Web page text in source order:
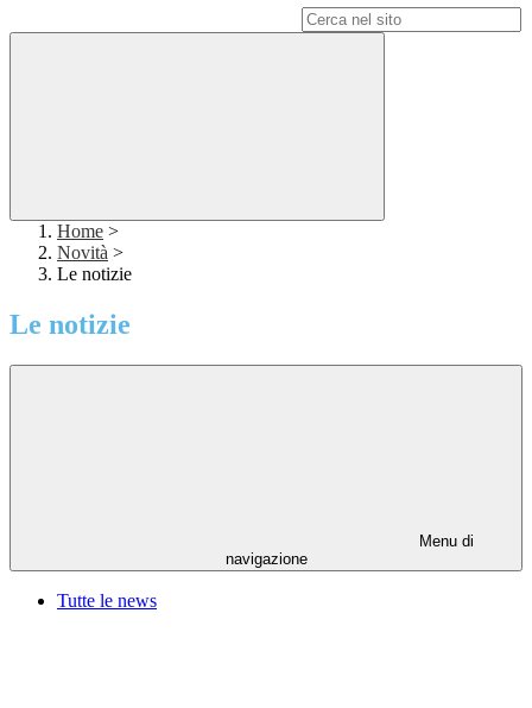
Home >
Novità >
Le notizie
Le notizie
Menu di
navigazione
Tutte le news